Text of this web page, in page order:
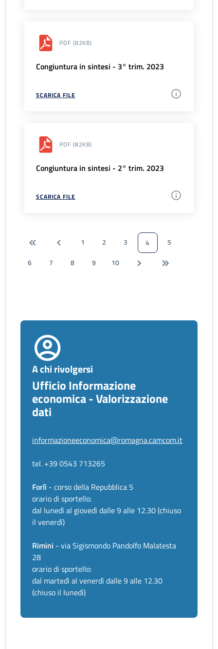
PDF (82KB)
Congiuntura in sintesi - 3° trim. 2023
SCARICA FILE
PDF (82KB)
Congiuntura in sintesi - 2° trim. 2023
SCARICA FILE
1 2 3 4
5
6
7 8 9 10
A chi rivolgersi
Ufficio Informazione
economica - Valorizzazione
dati
informazioneeconomica@romagna.camcom.it
tel. +39 0543 713265
Forlì - corso della Repubblica 5
orario di sportello:
dal lunedì al giovedì dalle 9 alle 12.30 (chiuso
il venerdì)
Rimini - via Sigismondo Pandolfo Malatesta
28
orario di sportello:
dal martedì al venerdì dalle 9 alle 12.30
(chiuso il lunedì)